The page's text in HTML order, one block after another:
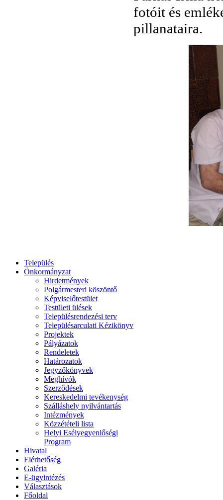
fotóit és
pillanataira.
Település
Önkormányzat
Hirdetmények
Polgármesteri köszöntő
Képviselőtestület
Testületi ülések
Településrendezési terv
Településarculati Kézikönyv
Projektek
Pályázatok
Rendeletek
Határozatok
Jegyzőkönyvek
Meghívók
Szerződések
Kereskedelmi tevékenység
Szálláshely nyilvántartás
Intézmények
Közzétételi lista
Helyi Esélyegyenlőségi
Program
Hivatal
Elérhetőség
Galéria
E-ügyintézés
Választások
Főoldal